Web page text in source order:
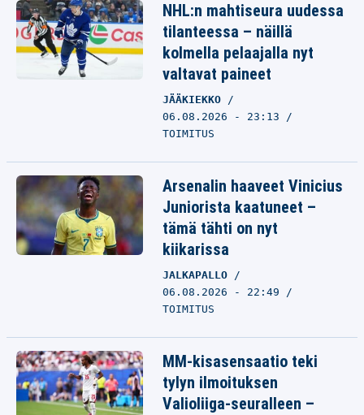
NHL:n mahtiseura uudessa
tilanteessa – näillä
kolmella pelaajalla nyt
valtavat paineet
JÄÄKIEKKO
06.08.2026 - 23:13
TOIMITUS
Arsenalin haaveet Vinicius
Juniorista kaatuneet –
tämä tähti on nyt
kiikarissa
JALKAPALLO
06.08.2026 - 22:49
TOIMITUS
MM-kisasensaatio teki
tylyn ilmoituksen
Valioliiga-seuralleen –